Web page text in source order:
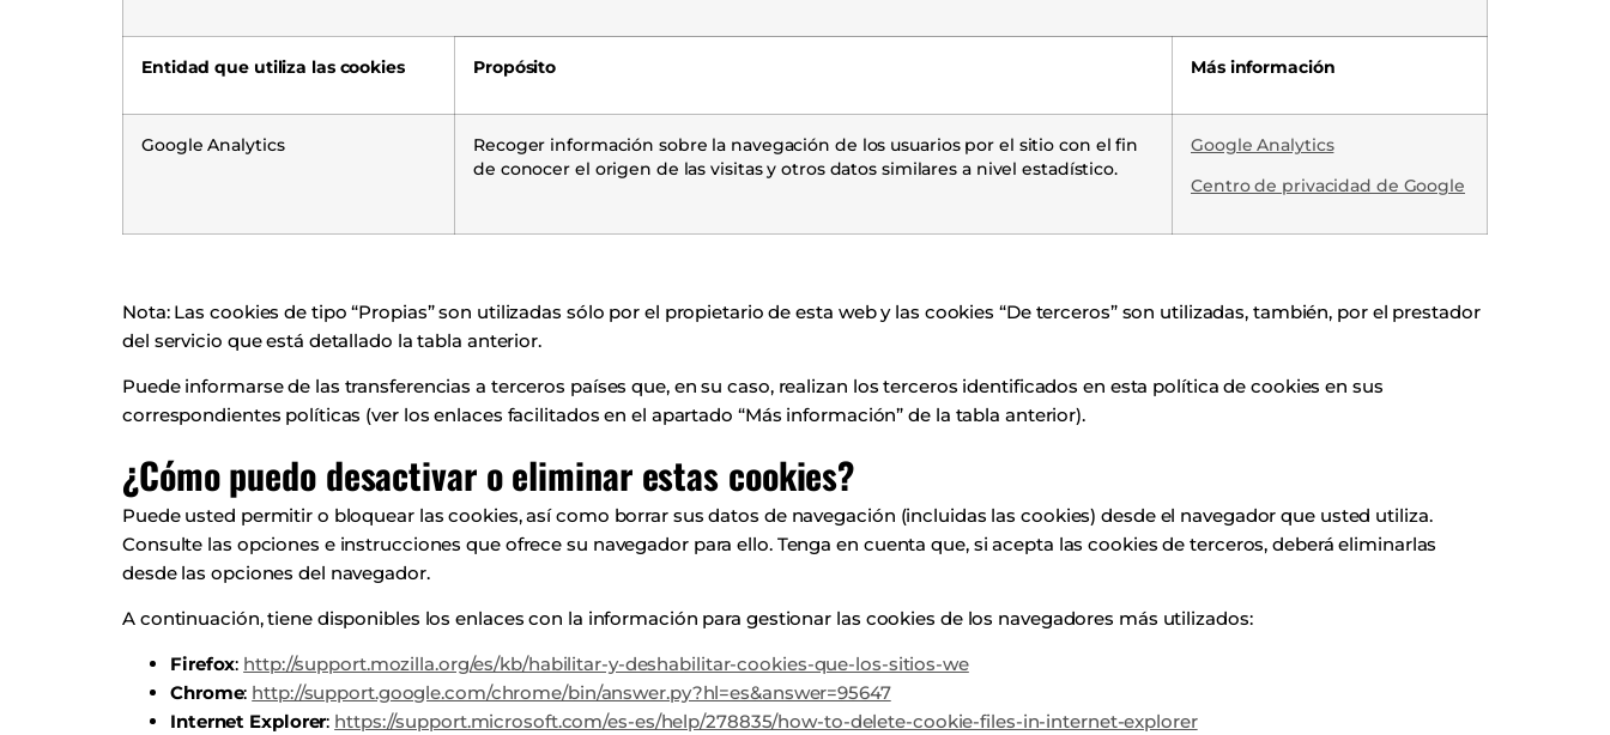
Entidad que utiliza las cookies Propósito Más información
Google Analytics
Recoger información sobre la navegación de los usuarios por el sitio con el fin
de conocer el origen de las visitas y otros datos similares a nivel estadístico.
Google Analytics
Centro de privacidad de Google
Nota: Las cookies de tipo “Propias” son utilizadas sólo por el propietario de esta web y las cookies “De terceros” son utilizadas, también, por el prestador
del servicio que está detallado la tabla anterior.
Puede informarse de las transferencias a terceros países que, en su caso, realizan los terceros identificados en esta política de cookies en sus
correspondientes políticas (ver los enlaces facilitados en el apartado “Más información” de la tabla anterior).
¿Cómo puedo desactivar o eliminar estas cookies?
Puede usted permitir o bloquear las cookies, así como borrar sus datos de navegación (incluidas las cookies) desde el navegador que usted utiliza.
Consulte las opciones e instrucciones que ofrece su navegador para ello. Tenga en cuenta que, si acepta las cookies de terceros, deberá eliminarlas
desde las opciones del navegador.
A continuación, tiene disponibles los enlaces con la información para gestionar las cookies de los navegadores más utilizados:
Firefox: http://support.mozilla.org/es/kb/habilitar-y-deshabilitar-cookies-que-los-sitios-we
Chrome: http://support.google.com/chrome/bin/answer.py?hl=es&answer=95647
Internet Explorer: https://support.microsoft.com/es-es/help/278835/how-to-delete-cookie-files-in-internet-explorer